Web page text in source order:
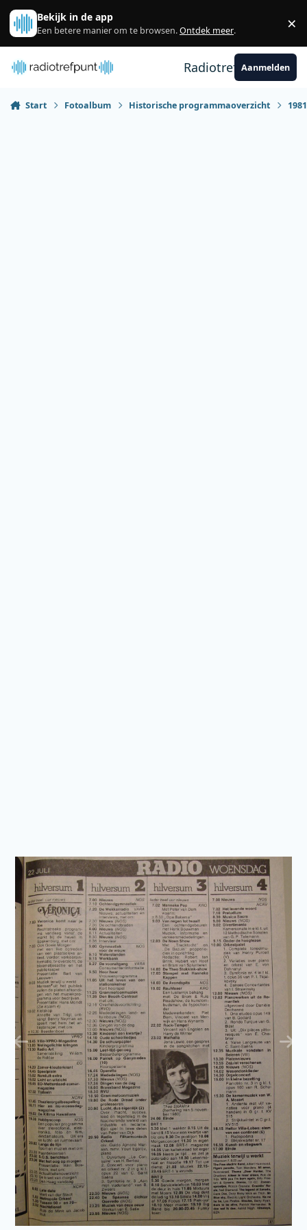
Spring naar bijdragen
Bekijk in de app
Een betere manier om te browsen.Ontdek meer. ×
RadiotrefpuntAanmelden
Start Fotoalbum Historische programmaoverzicht 1981